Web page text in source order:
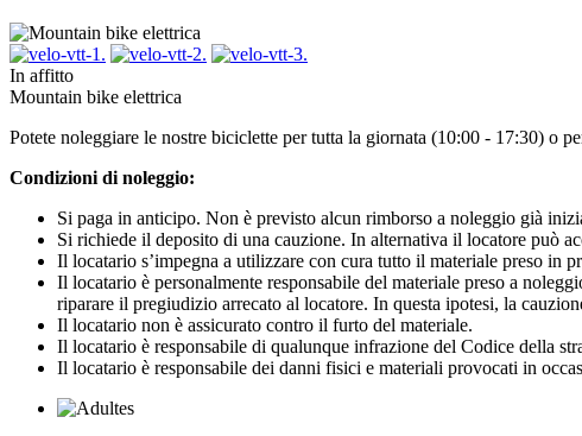
In affitto
Mountain bike elettrica
Potete noleggiare le nostre biciclette per tutta la giornata (10:00 - 17:30) o
Condizioni di noleggio:
Si paga in anticipo. Non è previsto alcun rimborso a noleggio già
Si richiede il deposito di una cauzione. In alternativa il locatore può
Il locatario s’impegna a utilizzare con cura tutto il materiale preso in
Il locatario è personalmente responsabile del materiale preso a
riparare il pregiudizio arrecato al locatore. In questa ipotesi, la
Il locatario non è assicurato contro il furto del materiale.
Il locatario è responsabile di qualunque infrazione del Codice della
Il locatario è responsabile dei danni fisici e materiali provocati in